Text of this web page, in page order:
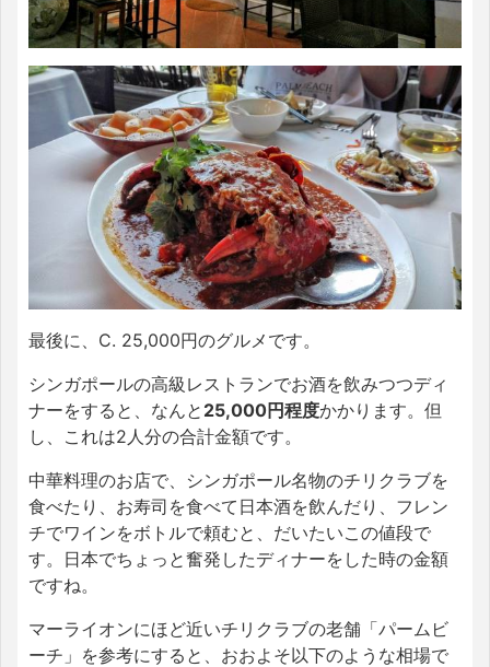
最後に、C. 25,000円のグルメです。
シンガポールの高級レストランでお酒を飲みつつディ
ナーをすると、なんと 25,000円程度かかります。但
し、これは2人分の合計金額です。
中華料理のお店で、シンガポール名物のチリクラブを
食べたり、お寿司を食べて日本酒を飲んだり、フレン
チでワインをボトルで頼むと、だいたいこの値段で
す。日本でちょっと奮発したディナーをした時の金額
ですね。
マーライオンにほど近いチリクラブの老舗「パームビ
ーチ」を参考にすると、おおよそ以下のような相場で